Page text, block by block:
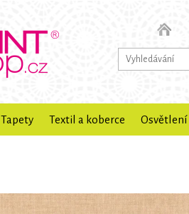
Tapety Textil a koberce Osvětlení